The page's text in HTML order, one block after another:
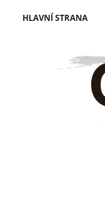
HLAVNÍ STRANA